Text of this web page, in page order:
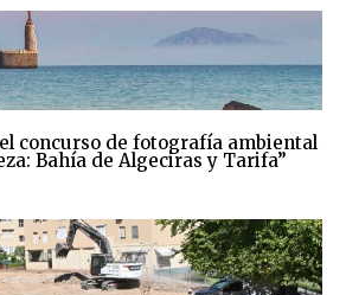
concurso de fotografía ambiental
Bahía de Algeciras y Tarifa”